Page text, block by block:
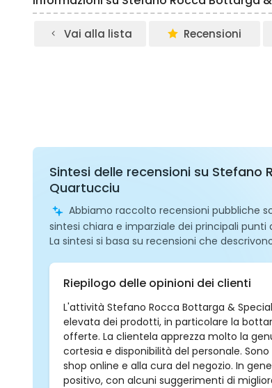
Vai alla lista Recensioni
Sintesi delle recensioni su Stefano
Quartucciu
Abbiamo raccolto recensioni pubbliche
sintesi chiara e imparziale dei principali
La sintesi si basa su recensioni che
Riepilogo delle opinioni dei clienti
L'attività Stefano Rocca Bottarga &
elevata dei prodotti, in particolare la
offerte. La clientela apprezza molto la
cortesia e disponibilità del personale.
shop online e alla cura del negozio. In
positivo, con alcuni suggerimenti di